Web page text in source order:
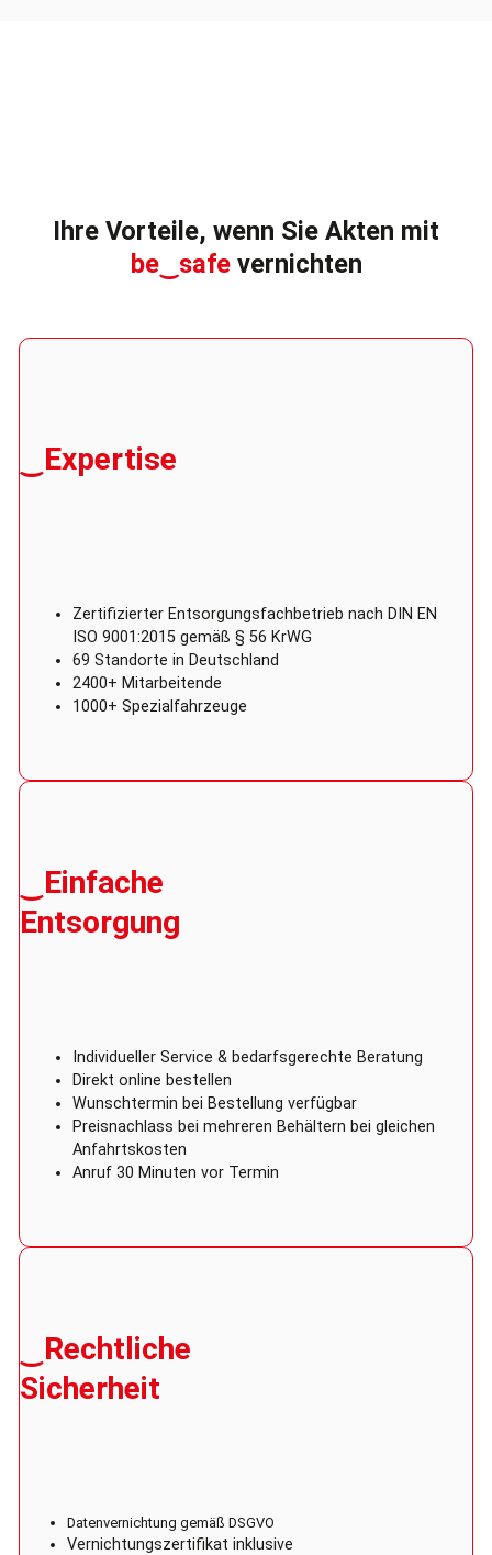
Ihre Vorteile, wenn Sie Akten mit
be‿safe vernichten
‿Expertise
Zertifizierter Entsorgungsfachbetrieb nach DIN EN
ISO 9001:2015 gemäß § 56 KrWG
69 Standorte in Deutschland
2400+ Mitarbeitende
1000+ Spezialfahrzeuge
‿Einfache
Entsorgung
Individueller Service & bedarfsgerechte Beratung
Direkt online bestellen
Wunschtermin bei Bestellung verfügbar
Preisnachlass bei mehreren Behältern bei gleichen
Anfahrtskosten
Anruf 30 Minuten vor Termin
‿Rechtliche
Sicherheit
Datenvernichtung gemäß DSGVO
Vernichtungszertifikat inklusive